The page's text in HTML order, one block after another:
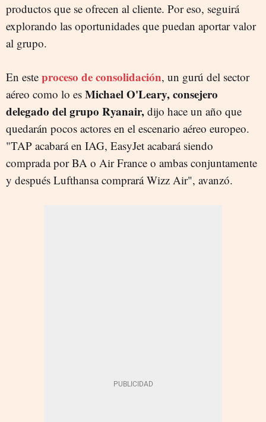
productos que se ofrecen al cliente. Por eso, seguirá
explorando las oportunidades que puedan aportar valor
al grupo.
En este proceso de consolidación, un gurú del sector
aéreo como lo es Michael O'Leary, consejero
delegado del grupo Ryanair, dijo hace un año que
quedarán pocos actores en el escenario aéreo europeo.
"TAP acabará en IAG, EasyJet acabará siendo
comprada por BA o Air France o ambas conjuntamente
y después Lufthansa comprará Wizz Air", avanzó.